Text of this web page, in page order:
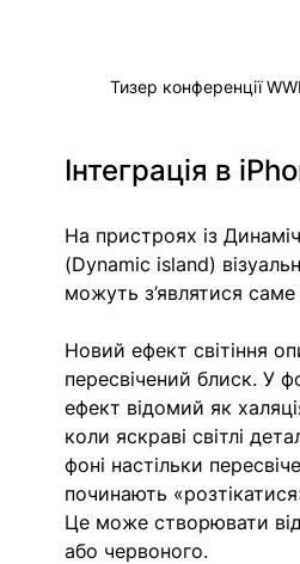
Тизер конференції
Інтеграція в
На пристроях із
(Dynamic island)
можуть з’являтися саме
Новий ефект світіння
пересвічений блиск. У
ефект відомий як
коли яскраві світлі
фоні настільки
починають
Це може створювати
або червоного.